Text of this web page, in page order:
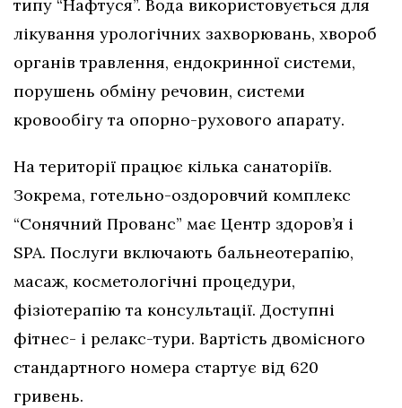
типу “Нафтуся”. Вода використовується для
лікування урологічних захворювань, хвороб
органів травлення, ендокринної системи,
порушень обміну речовин, системи
кровообігу та опорно-рухового апарату.
На території працює кілька санаторіїв.
Зокрема, готельно-оздоровчий комплекс
“Сонячний Прованс” має Центр здоров’я і
SPA. Послуги включають бальнеотерапію,
масаж, косметологічні процедури,
фізіотерапію та консультації. Доступні
фітнес- і релакс-тури. Вартість двомісного
стандартного номера стартує від 620
гривень.